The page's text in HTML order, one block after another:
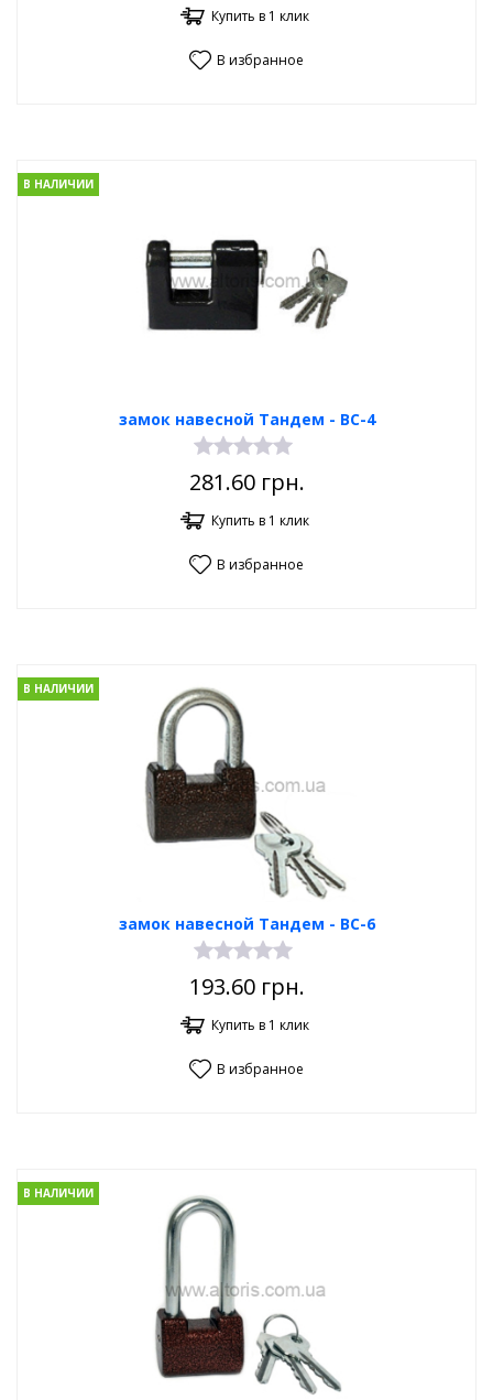
Купить в 1 клик
В избранное
замок навесной Тандем - ВС-4
В НАЛИЧИИ
281.60грн.
Купить в 1 клик
В избранное
замок навесной Тандем - ВС-6
В НАЛИЧИИ
193.60грн.
Купить в 1 клик
В избранное
В НАЛИЧИИ